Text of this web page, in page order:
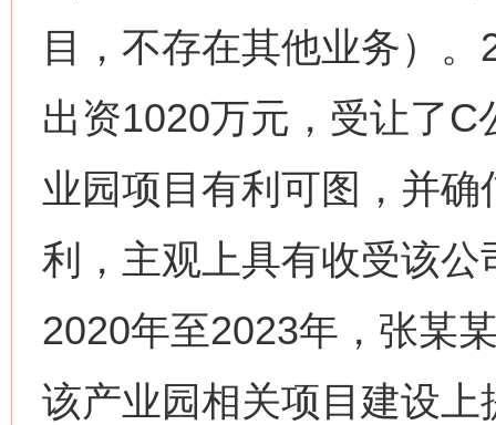
目，不存在其他业务）
出资1020万元，受让了
业园项目有利可图，并
利，主观上具有收受该
2020年至2023年，张某
该产业园相关项目建设